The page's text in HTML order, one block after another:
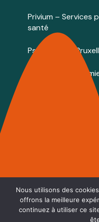
Privium – Services
santé
Psychologue
Psychologue
Annuaire des
Cabinets à louer /
Centre Tulipe –
© 2026 Centre
Powered by
soutiennent
Nous utilisons des
offrons la meilleure
continuez à utiliser ce